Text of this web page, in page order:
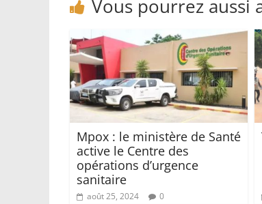
Vous pourrez aussi
Mpox : le ministère de Santé
active le Centre des
opérations d’urgence
sanitaire
août 25, 2024 0